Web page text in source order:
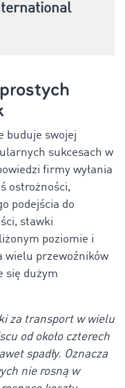
buduje swojej
sukcesach w
firmy wyłania
ostrożności,
podejścia do
stawki
poziomie i
wielu przewoźników
się dużym
za transport w wielu
od około czterech
spadły. Oznacza
nie rosną w